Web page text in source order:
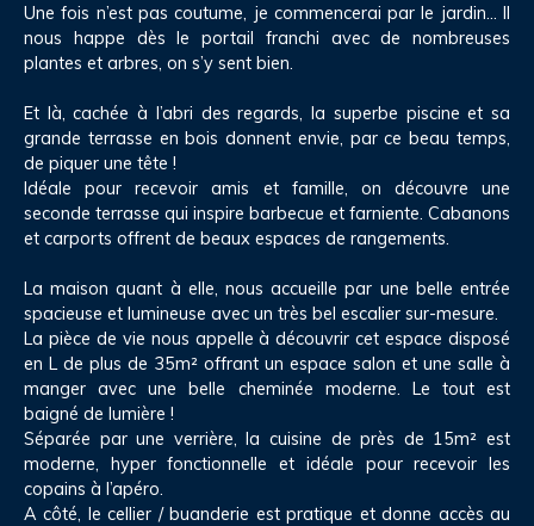
Une fois n’est pas coutume, je commencerai par le jardin… Il
nous happe dès le portail franchi avec de nombreuses
plantes et arbres, on s’y sent bien.
Et là, cachée à l’abri des regards, la superbe piscine et sa
grande terrasse en bois donnent envie, par ce beau temps,
de piquer une tête !
Idéale pour recevoir amis et famille, on découvre une
seconde terrasse qui inspire barbecue et farniente. Cabanons
et carports offrent de beaux espaces de rangements.
La maison quant à elle, nous accueille par une belle entrée
spacieuse et lumineuse avec un très bel escalier sur-mesure.
La pièce de vie nous appelle à découvrir cet espace disposé
en L de plus de 35m² offrant un espace salon et une salle à
manger avec une belle cheminée moderne. Le tout est
baigné de lumière !
Séparée par une verrière, la cuisine de près de 15m² est
moderne, hyper fonctionnelle et idéale pour recevoir les
copains à l’apéro.
A côté, le cellier / buanderie est pratique et donne accès au